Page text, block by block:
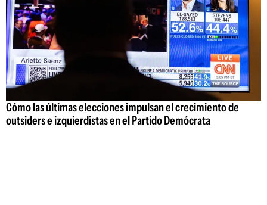
Cómo las últimas elecciones impulsan el crecimiento de
outsiders e izquierdistas en el Partido Demócrata